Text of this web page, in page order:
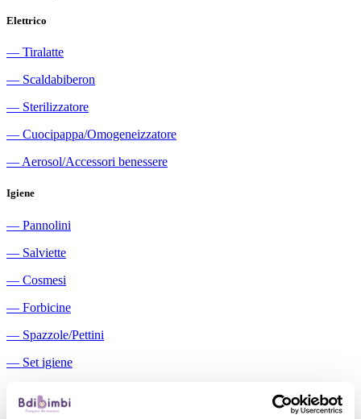
Elettrico
― Tiralatte
― Scaldabiberon
― Sterilizzatore
― Cuocipappa/Omogeneizzatore
― Aerosol/Accessori benessere
Igiene
― Pannolini
― Salviette
― Cosmesi
― Forbicine
― Spazzole/Pettini
― Set igiene